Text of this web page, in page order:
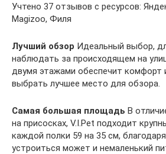
Учтено 37 отзывов с ресурсов:
Magizoo, Филя
Лучший обзор Идеальный выбор,
наблюдать за происходящем на
двумя этажами обеспечит комфорт
выбрать лучшее место для обзора.
Самая большая площадь В
на присосках, V.I.Pet подходит
каждой полки 59 на 35 см,
устроиться может и немаленький